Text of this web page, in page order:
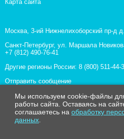
Карта сайта
Москва, 3-ий Нижнелихоборский пр-д
Санкт-Петербург, ул. Маршала
+7 (812) 490-76-41
Другие регионы России: 8 (800) 511-44-
Отправить сообщение
Все контакты
Мы используем cookie-файлы
работы сайта. Оставаясь на
соглашаетесь на обработку
данных